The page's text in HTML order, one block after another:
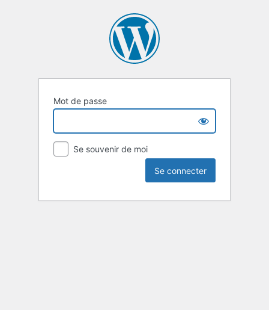
Mot de passe
Se souvenir de moi